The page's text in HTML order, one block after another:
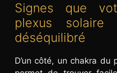
Signes que
plexus solaire
déséquilibré
D’un côté, un chakra du